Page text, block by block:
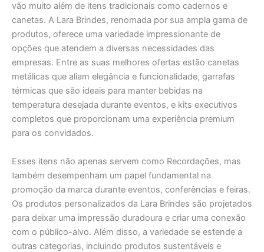
vão muito além de itens tradicionais como cadernos e
canetas. A Lara Brindes, renomada por sua ampla gama de
produtos, oferece uma variedade impressionante de
opções que atendem a diversas necessidades das
empresas. Entre as suas melhores ofertas estão canetas
metálicas que aliam elegância e funcionalidade, garrafas
térmicas que são ideais para manter bebidas na
temperatura desejada durante eventos, e kits executivos
completos que proporcionam uma experiência premium
para os convidados.
Esses itens não apenas servem como Recordações, mas
também desempenham um papel fundamental na
promoção da marca durante eventos, conferências e feiras.
Os produtos personalizados da Lara Brindes são projetados
para deixar uma impressão duradoura e criar uma conexão
com o público-alvo. Além disso, a variedade se estende a
outras categorias, incluindo produtos sustentáveis e